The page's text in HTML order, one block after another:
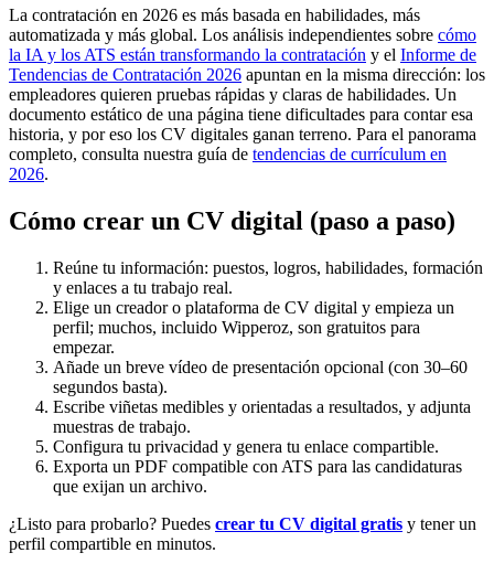
La contratación en 2026 es más basada en habilidades, más
automatizada y más global. Los análisis independientes sobre cómo
la IA y los ATS están transformando la contratación y el Informe de
Tendencias de Contratación 2026 apuntan en la misma dirección: los
empleadores quieren pruebas rápidas y claras de habilidades. Un
documento estático de una página tiene dificultades para contar esa
historia, y por eso los CV digitales ganan terreno. Para el panorama
completo, consulta nuestra guía de tendencias de currículum en
2026.
Cómo crear un CV digital (paso a paso)
Reúne tu información: puestos, logros, habilidades, formación
y enlaces a tu trabajo real.
Elige un creador o plataforma de CV digital y empieza un
perfil; muchos, incluido Wipperoz, son gratuitos para
empezar.
Añade un breve vídeo de presentación opcional (con 30–60
segundos basta).
Escribe viñetas medibles y orientadas a resultados, y adjunta
muestras de trabajo.
Configura tu privacidad y genera tu enlace compartible.
Exporta un PDF compatible con ATS para las candidaturas
que exijan un archivo.
¿Listo para probarlo? Puedes crear tu CV digital gratis y tener un
perfil compartible en minutos.